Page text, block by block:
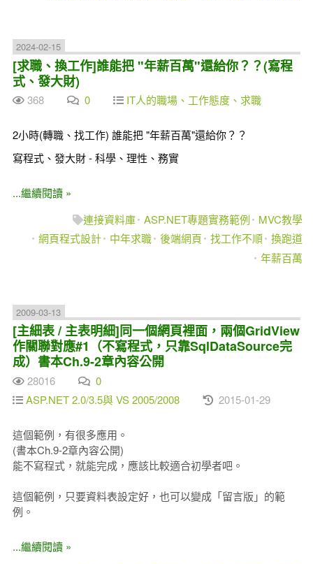
2024-02-15
[求職、換工作]誰能把 "年薪百萬"還給你？？(寫程
式、發大財)
368 0 IT人的職場、工作態度、求職
2小時(轉職、找工作) 誰能把 "年薪百萬"還給你？？
寫程式、發大財 - 科學、理性、務實
...繼續閱讀 »
連接資料庫 ASP.NET專題實務範例
MVC教學
網頁程式設計
中年求職 後端網頁 找工作不順 換跑道
年薪百萬
2009-03-13
[主細表 / 主表明細]同一個網頁裡面，兩個GridView
作關聯對應#1（不寫程式，只靠SqlDataSource完
成）書本Ch.9-2章內容公開
28016
0
ASP.NET 2.0/3.5與 VS 2005/2008
2015-01-29
這個範例，有很多應用。
(書本Ch.9-2章內容公開)
能不寫程式，就能完成，應該比較適合初學者吧。
這個範例，只要資料表設定好，也可以變成「留言版」的範
例。
...繼續閱讀 »